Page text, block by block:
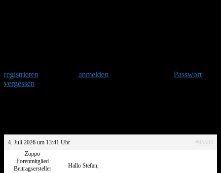
registrieren
anmelden
Passwort
vergessen
4. Juli 2026 um 13:41 Uhr
#95584
Zoppo
Forenmitglied
Beitragsersteller
Hallo Stefan,